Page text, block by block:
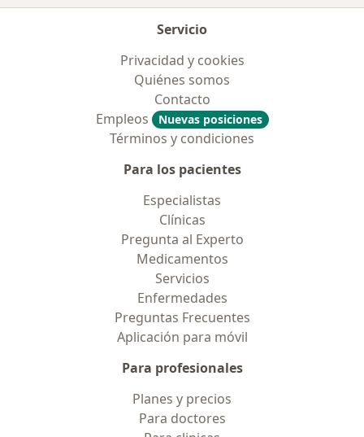
Servicio
Privacidad y cookies
Quiénes somos
Contacto
Empleos
Nuevas posiciones
Términos y condiciones
Para los pacientes
Especialistas
Clínicas
Pregunta al Experto
Medicamentos
Servicios
Enfermedades
Preguntas Frecuentes
Aplicación para móvil
Para profesionales
Planes y precios
Para doctores